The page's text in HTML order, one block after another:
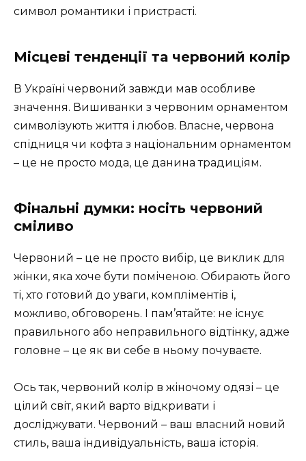
символ романтики і пристрасті.
Місцеві тенденції та червоний колір
В Україні червоний завжди мав особливе
значення. Вишиванки з червоним орнаментом
символізують життя і любов. Власне, червона
спідниця чи кофта з національним орнаментом
– це не просто мода, це данина традиціям.
Фінальні думки: носіть червоний
сміливо
Червоний – це не просто вибір, це виклик для
жінки, яка хоче бути поміченою. Обирають його
ті, хто готовий до уваги, компліментів і,
можливо, обговорень. І пам’ятайте: не існує
правильного або неправильного відтінку, адже
головне – це як ви себе в ньому почуваєте.
Ось так, червоний колір в жіночому одязі – це
цілий світ, який варто відкривати і
досліджувати. Червоний – ваш власний новий
стиль, ваша індивідуальність, ваша історія.